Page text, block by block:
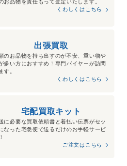
くわしくはこちら
出張買取
のお品物を持ち出すのが不安、重い物や
多い方におすすめ！専門バイヤーが訪問
す。
くわしくはこちら
宅配買取キット
に必要な買取依頼書と着払い伝票がセッ
なった宅急便で送るだけのお手軽サービ
ご注文はこちら